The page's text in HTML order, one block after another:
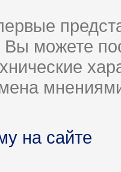
Вы можете
на сайте